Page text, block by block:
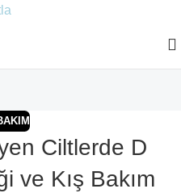
Ciltlerde D
ve Kış Bakım